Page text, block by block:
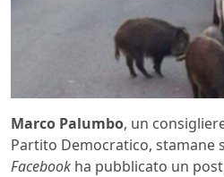
Marco Palumbo, un
Partito Democratico,
Facebook ha pubblicato un